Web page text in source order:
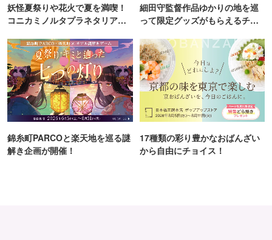
妖怪夏祭りや花火で夏を満喫！
コニカミノルタプラネタリア
細田守監督作品ゆかりの地を巡
って限定グッズがもらえるチャ
錦糸町PARCOと楽天地を巡る謎
解き企画が開催！
17種類の彩り豊かなおばんざい
から自由にチョイス！